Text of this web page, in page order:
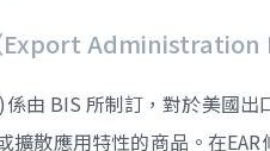
Export
係由 BIS 所制訂，對於美國
擴散應用特性的商品。在